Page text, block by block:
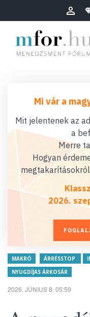
Mi vár a
Mit jelentenek az
a
Merre
Hogyan
2026.
MAKRÓ ÁRRÉSSTOP
NYUGDÍJAS ÁRKOSÁR
2026. JÚNIUS 8. 05:59